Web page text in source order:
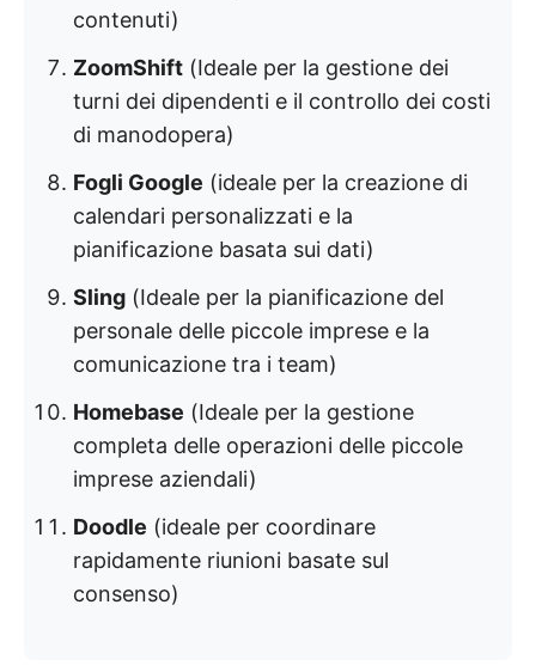
contenuti)
ZoomShift (Ideale per la gestione dei
turni dei dipendenti e il controllo dei costi
di manodopera)
Fogli Google (ideale per la creazione di
calendari personalizzati e la
pianificazione basata sui dati)
Sling (Ideale per la pianificazione del
personale delle piccole imprese e la
comunicazione tra i team)
Homebase (Ideale per la gestione
completa delle operazioni delle piccole
imprese aziendali)
Doodle (ideale per coordinare
rapidamente riunioni basate sul
consenso)